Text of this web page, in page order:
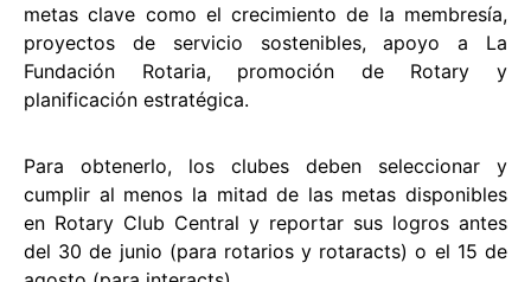
metas clave como el crecimiento de la membresía,
proyectos de servicio sostenibles, apoyo a La
Fundación Rotaria, promoción de Rotary y
planificación estratégica.
Para obtenerlo, los clubes deben seleccionar y
cumplir al menos la mitad de las metas disponibles
en Rotary Club Central y reportar sus logros antes
del 30 de junio (para rotarios y rotaracts) o el 15 de